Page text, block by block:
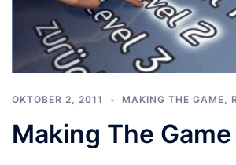
OKTOBER 2, 2011 MAKING THE GAME,
Making The